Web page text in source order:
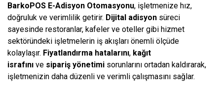
BarkoPOS E-Adisyon Otomasyonu, işletmenize hız,
doğruluk ve verimlilik getirir. Dijital adisyon süreci
sayesinde restoranlar, kafeler ve oteller gibi hizmet
sektöründeki işletmelerin iş akışları önemli ölçüde
kolaylaşır. Fiyatlandırma hatalarını, kağıt
israfını ve sipariş yönetimi sorunlarını ortadan kaldırarak,
işletmenizin daha düzenli ve verimli çalışmasını sağlar.